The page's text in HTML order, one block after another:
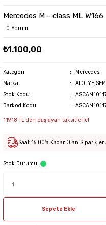
Mercedes M - class ML W166
0 Yorum
₺1.100,00
Kategori
Mercedes
Marka
ATÖLYE
Stok Kodu
Barkod Kodu
119,18 TL den başlayan taksitlerle!
Saat 16:00'a Kadar Olan
Stok Durumu :
Sepete Ekle